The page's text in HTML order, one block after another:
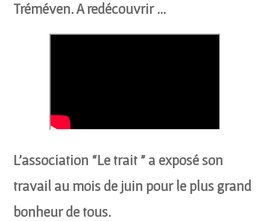
Tréméven. A redécouvrir …
L’association “Le trait ” a exposé son
travail au mois de juin pour le plus grand
bonheur de tous.